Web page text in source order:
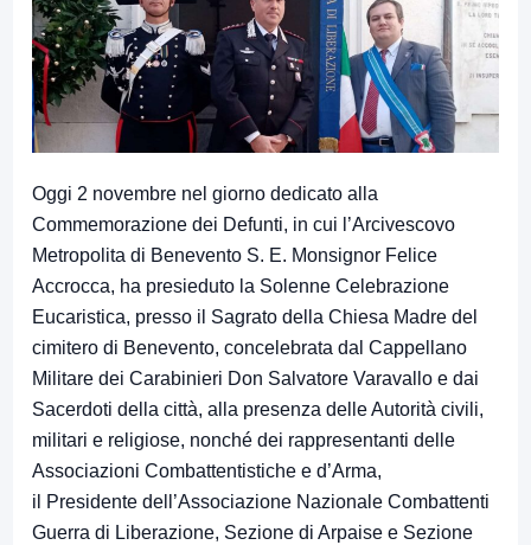
Oggi 2 novembre nel giorno dedicato alla
Commemorazione dei Defunti, in cui l’Arcivescovo
Metropolita di Benevento S. E. Monsignor Felice
Accrocca, ha presieduto la Solenne Celebrazione
Eucaristica, presso il Sagrato della Chiesa Madre del
cimitero di Benevento, concelebrata dal Cappellano
Militare dei Carabinieri Don Salvatore Varavallo e dai
Sacerdoti della città, alla presenza delle Autorità civili,
militari e religiose, nonché dei rappresentanti delle
Associazioni Combattentistiche e d’Arma,
il Presidente dell’Associazione Nazionale Combattenti
Guerra di Liberazione, Sezione di Arpaise e Sezione